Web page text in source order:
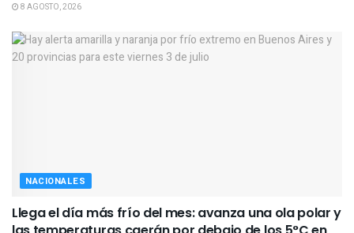
8 AGOSTO, 2026
NACIONALES
Llega el día más frío del mes: avanza una ola polar y